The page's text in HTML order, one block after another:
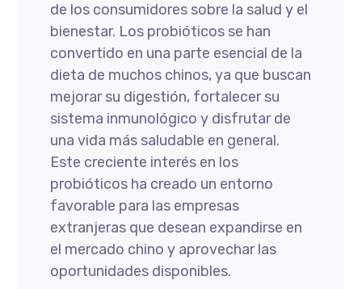
de los consumidores sobre la salud y el
bienestar. Los probióticos se han
convertido en una parte esencial de la
dieta de muchos chinos, ya que buscan
mejorar su digestión, fortalecer su
sistema inmunológico y disfrutar de
una vida más saludable en general.
Este creciente interés en los
probióticos ha creado un entorno
favorable para las empresas
extranjeras que desean expandirse en
el mercado chino y aprovechar las
oportunidades disponibles.